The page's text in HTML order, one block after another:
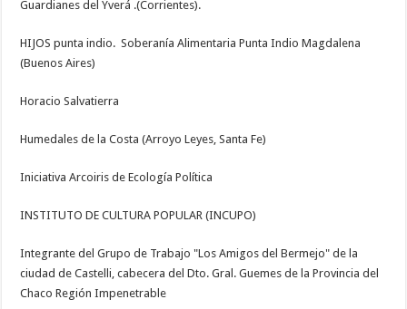
Guardianes del Yverá .(Corrientes).
HIJOS punta indio. Soberanía Alimentaria Punta Indio Magdalena
(Buenos Aires)
Horacio Salvatierra
Humedales de la Costa (Arroyo Leyes, Santa Fe)
Iniciativa Arcoiris de Ecología Política
INSTITUTO DE CULTURA POPULAR (INCUPO)
Integrante del Grupo de Trabajo "Los Amigos del Bermejo" de la
ciudad de Castelli, cabecera del Dto. Gral. Guemes de la Provincia del
Chaco Región Impenetrable